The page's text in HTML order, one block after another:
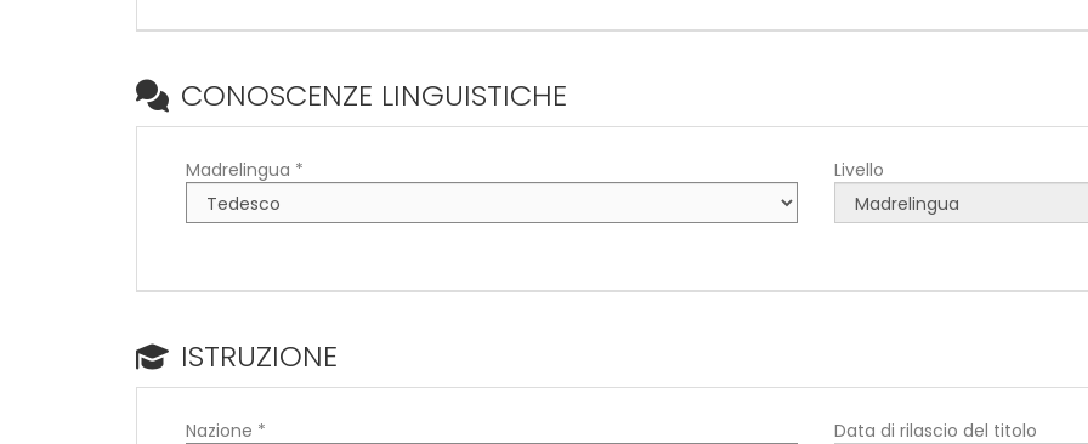
CONOSCENZE LINGUISTICHE
Madrelingua * Livello
ISTRUZIONE
Nazione * Data di rilascio del titolo